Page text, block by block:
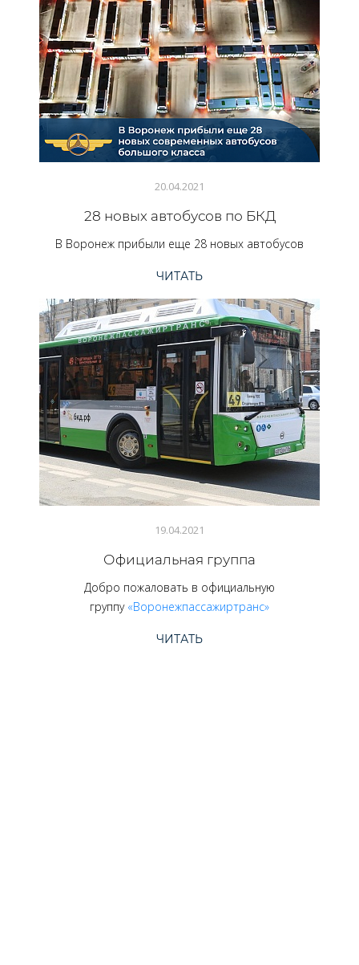
20.04.2021
28 новых автобусов по БКД
В Воронеж прибыли еще 28 новых автобусов
ЧИТАТЬ
19.04.2021
Официальная группа
Добро пожаловать в официальную
группу «Воронежпассажиртранс»
ЧИТАТЬ